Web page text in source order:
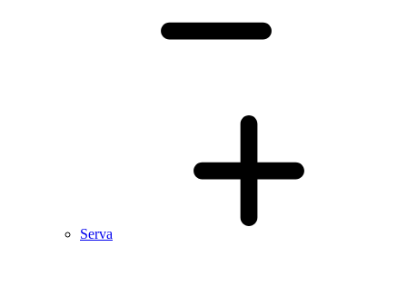
Serva